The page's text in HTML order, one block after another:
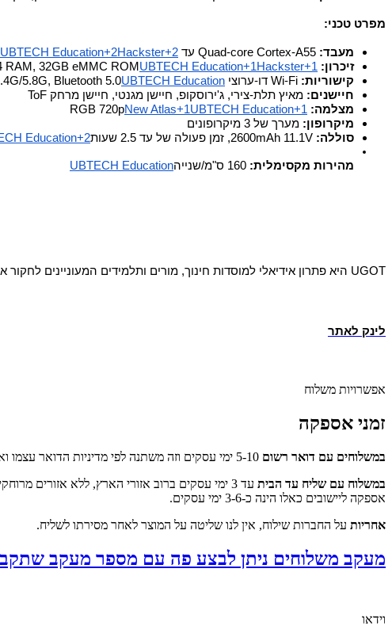
מפרט טכני:
מעבד:
Education+2Hackster+2
זיכרון: UBTECH Education+1Hackster+1
קישוריות:
UBTECH Education
חיישנים: מאיץ תלת-צירי, ג'ירוסקופ, חיישן מגנטי, חיישן מרחק ToF​
מצלמה: New Atlas+1UBTECH Education+1
מיקרופון: מערך של 3 מיקרופונים​
סוללה:
Education+2
מהירות מקסימלית: UBTECH Education
UGOT היא פתרון אידיאלי למוסדות חינוך, מורים ותלמידים המעוניינים לחקור את עולם הרובוטיקה והבינה המלאכותית בצורה חווייתית ומעשירה.​
לינק לאתר
אפשרויות משלוח
זמני אספקה
במשלוחים עם דואר רשום
במשלוח עם שליח עד הבית עד 3 ימי עסקים ברוב אזורי הארץ, ללא אזורים מרוחקים כגון יישובים מרוחקים ברמת הגולן או בנגב, ישובים מעבר לקו הירוק, קיבוצי ואילת.
אספקה ליישובים כאלו הינה כ-3-6 ימי עסקים.
אחריות על החברות שילוח, אין לנו שליטה על המוצר לאחר מסירתו לשליח.
מעקב משלוחים ניתן לבצע פה עם מספר מעקב
וידאו